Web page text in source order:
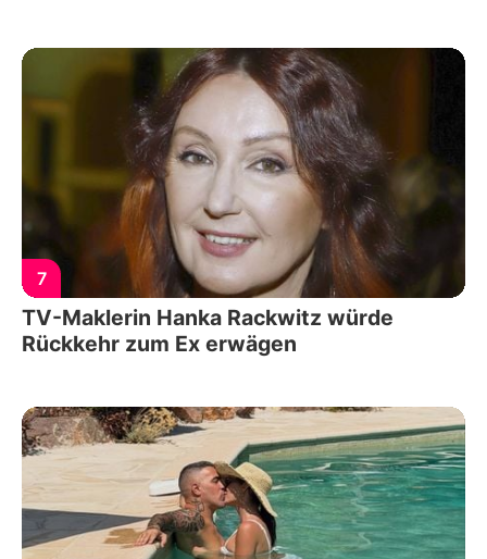
7
TV-Maklerin Hanka Rackwitz würde
Rückkehr zum Ex erwägen